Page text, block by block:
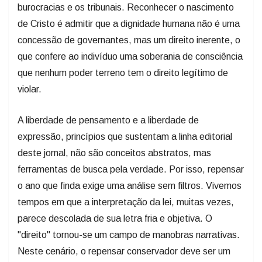
burocracias e os tribunais. Reconhecer o nascimento
de Cristo é admitir que a dignidade humana não é uma
concessão de governantes, mas um direito inerente, o
que confere ao indivíduo uma soberania de consciência
que nenhum poder terreno tem o direito legítimo de
violar.
A liberdade de pensamento e a liberdade de
expressão, princípios que sustentam a linha editorial
deste jornal, não são conceitos abstratos, mas
ferramentas de busca pela verdade. Por isso, repensar
o ano que finda exige uma análise sem filtros. Vivemos
tempos em que a interpretação da lei, muitas vezes,
parece descolada de sua letra fria e objetiva. O
"direito" tornou-se um campo de manobras narrativas.
Neste cenário, o repensar conservador deve ser um